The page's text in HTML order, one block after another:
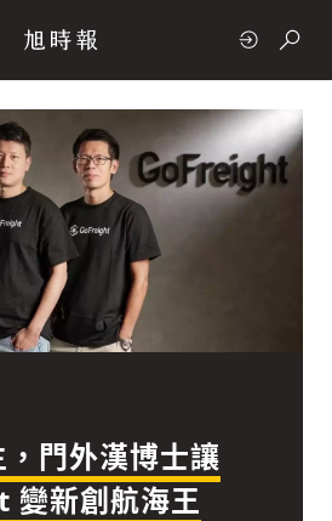
政治
經濟
科技
門外漢博士讓
新創航海王